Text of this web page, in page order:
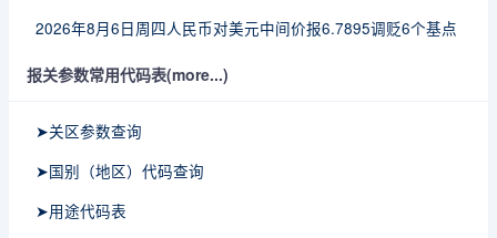
2026年8月6日周四人民币对美元中间价报6.7895调贬6个基点
报关参数常用代码表(more...)
➤关区参数查询
➤国别（地区）代码查询
➤用途代码表